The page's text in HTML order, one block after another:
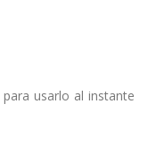
usarlo al instante